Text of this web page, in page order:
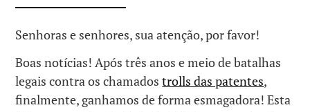
Senhoras e senhores, sua atenção, por favor!
Boas notícias! Após três anos e meio de batalhas
legais contra os chamadostrolls das patentes,
finalmente, ganhamos de forma esmagadora! Esta